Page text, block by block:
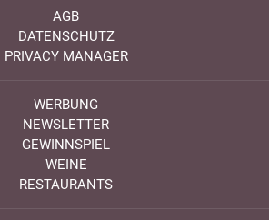
AGB
DATENSCHUTZ
PRIVACY MANAGER
WERBUNG
NEWSLETTER
GEWINNSPIEL
WEINE
RESTAURANTS